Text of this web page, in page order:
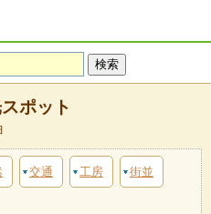
ポット
交通 工房 街並